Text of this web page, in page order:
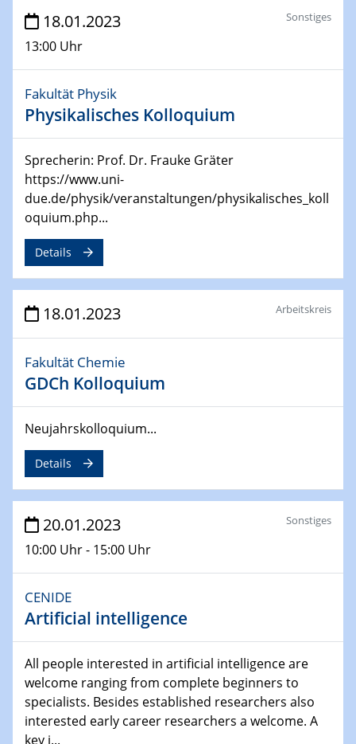
02.05.2023 - 04.05.2023
CENIDE Conference
Ringvorlesung
Grüne Transformation oder Greenwashing?
08.05.2023 - 12.05.2023
Defects in Two-dimensional Materials
750. WE-Heraeus-Seminar
11.05.2023
Ringvorlesung
Ruhrgebiet
17.05.2023
UDE Thema "Sicherheitsaspekte beim
Ausblasen von Wasserstoff in die
Atmosphäre"
Lehrstuhl für Strömungsmechanik und Simulation
22.05.2023 - 24.05.2023
Pint of Science Duisburg
23.05.2023 - 24.05.2023
10. NRW Nano-Konferenz
25.05.2023
Ringvorlesung
Ich wandle mich! … wohin und wieso? Lernen und
Bildung als Transformation
25.05.2023
CENIDE Mitgliederversammlung
18.01.2023
13:00 Uhr
Sonstiges
Fakultät Physik
Physikalisches Kolloquium
Sprecherin: Prof. Dr. Frauke Gräter
https://www.uni-
due.de/physik/veranstaltungen/physikalisches_koll
oquium.php...
Details
18.01.2023 Arbeitskreis
Fakultät Chemie
GDCh Kolloquium
Neujahrskolloquium...
Details
20.01.2023
10:00 Uhr - 15:00 Uhr
Sonstiges
CENIDE
Artificial intelligence
All people interested in artificial intelligence are
welcome ranging from complete beginners to
specialists. Besides established researchers also
interested early career researchers a welcome. A
key i...